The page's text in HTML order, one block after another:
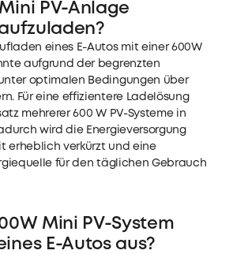
PV-Anlage
eines E-Autos mit einer 600W
aufgrund der begrenzten
optimalen Bedingungen über
Für eine effizientere Ladelösung
mehrerer 600 W PV-Systeme in
wird die Energieversorgung
erheblich verkürzt und eine
für den täglichen Gebrauch
Mini PV-System
E-Autos aus?